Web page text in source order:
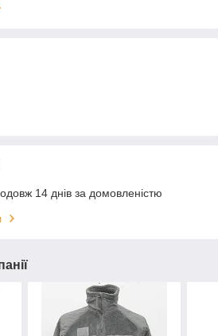
14 днів за домовленістю